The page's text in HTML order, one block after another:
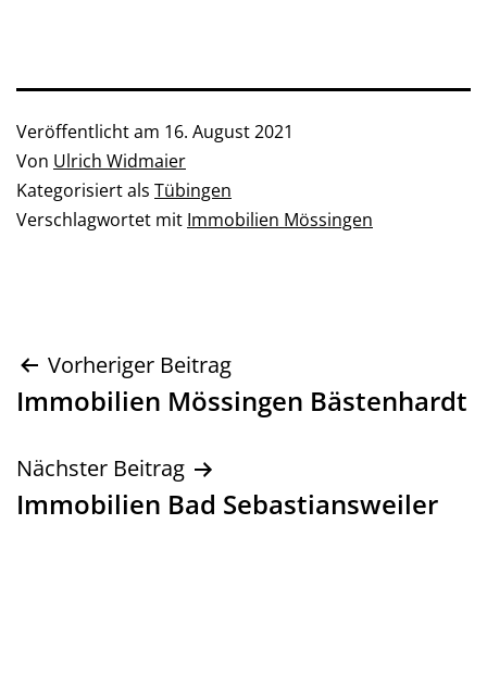
Veröffentlicht am 16. August 2021
Von Ulrich Widmaier
Kategorisiert als Tübingen
Verschlagwortet mit Immobilien Mössingen
Beitragsnavigation
Vorheriger Beitrag
Immobilien Mössingen Bästenhardt
Nächster Beitrag
Immobilien Bad Sebastiansweiler